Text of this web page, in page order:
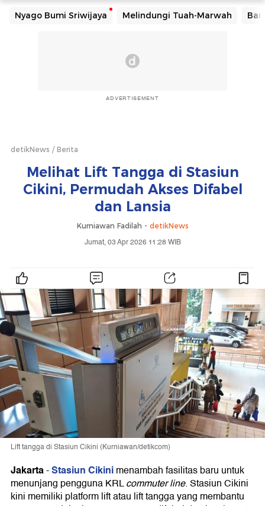
Nyago Bumi Sriwijaya Melindungi Tuah-Marwah
ADVERTISEMENT
detikNews Berita
Melihat Lift Tangga di Stasiun
Cikini, Permudah Akses Difabel
dan Lansia
Kurniawan Fadilah - detikNews
Jumat, 03 Apr 2026 11:28 WIB
Lift tangga di Stasiun Cikini (Kurniawan/detikcom)
Jakarta-Stasiun Cikinimenambah fasilitas baru untuk
menunjang pengguna KRLcommuter line. Stasiun Cikini
kini memiliki platform lift atau lift tangga yang membantu